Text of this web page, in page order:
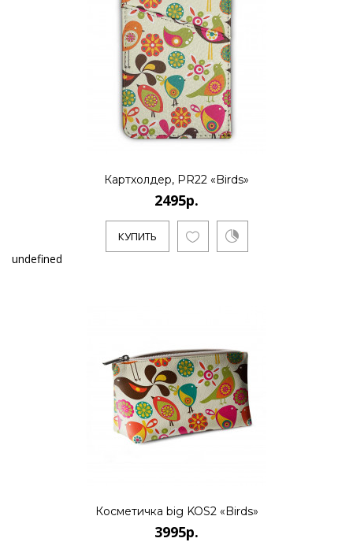
Картхолдер, PR22 «Birds»
2495р.
КУПИТЬ
undefined
Косметичка big KOS2 «Birds»
3995р.